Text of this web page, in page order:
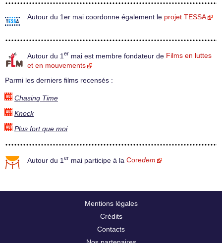
Autour du 1er mai coordonne également le projet TESSA
Autour du 1 er mai est membre fondateur de Films en luttes
et en mouvements
Parmi les derniers films recensés :
Chasing Time
Knock
Plus fort que moi
Autour du 1 er mai participe à la Coredem
Mentions légales
Crédits
Contacts